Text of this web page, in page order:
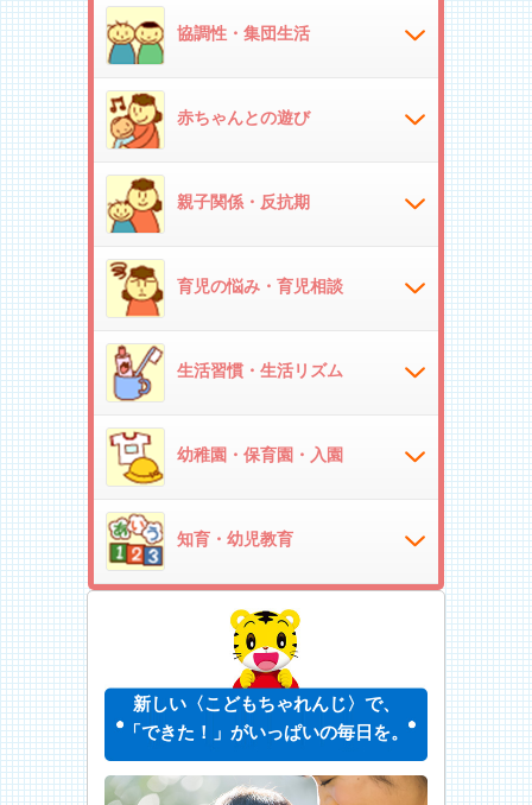
協調性・集団生活
赤ちゃんとの遊び
親子関係・反抗期
育児の悩み・育児相談
生活習慣・生活リズム
幼稚園・保育園・入園
知育・幼児教育
新しい〈こどもちゃれんじ〉で、
「できた！」がいっぱいの毎日を。